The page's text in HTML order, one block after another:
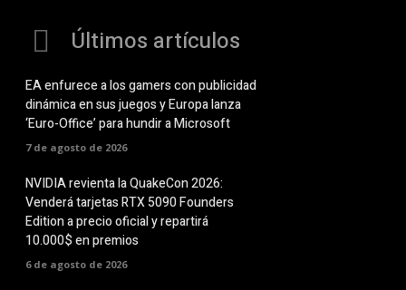
Últimos artículos
EA enfurece a los gamers con publicidad
dinámica en sus juegos y Europa lanza
‘Euro-Office’ para hundir a Microsoft
7 de agosto de 2026
NVIDIA revienta la QuakeCon 2026:
Venderá tarjetas RTX 5090 Founders
Edition a precio oficial y repartirá
10.000$ en premios
6 de agosto de 2026